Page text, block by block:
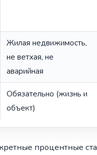
Жилая недвижимость,
не ветхая, не
аварийная
Обязательно (жизнь и
объект)
процентные